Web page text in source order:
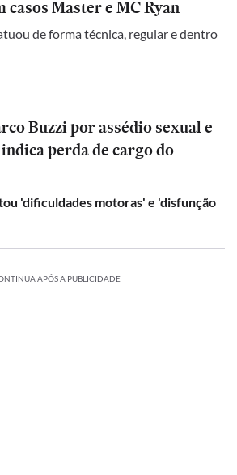
casos Master e MC Ryan
de forma técnica, regular e dentro
Buzzi por assédio sexual e
perda de cargo do
'dificuldades motoras' e 'disfunção
APÓS A PUBLICIDADE